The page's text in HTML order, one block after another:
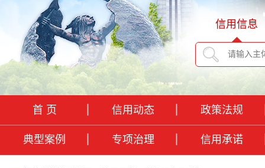
信用信息
首 页 信用动态 政策法规
典型案例 专项治理 信用承诺